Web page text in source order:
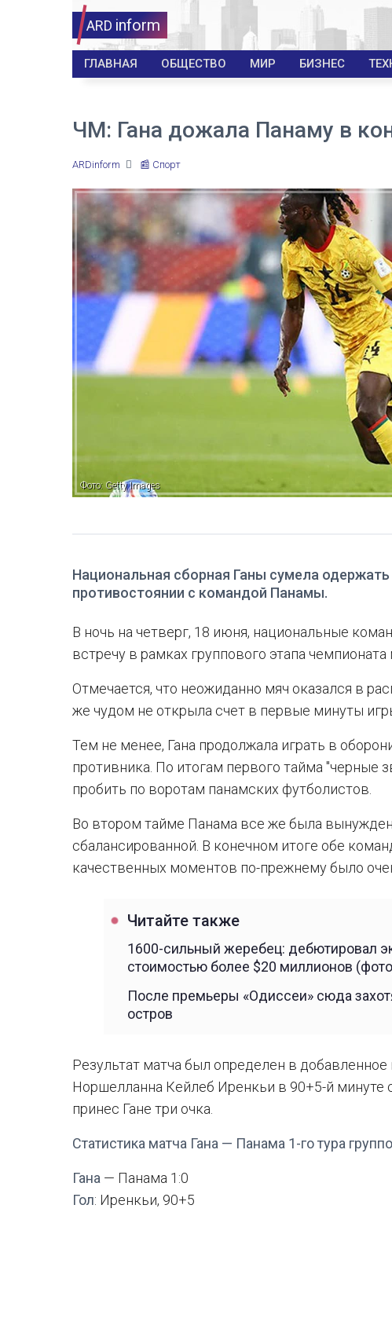
ARD inform
ГЛАВНАЯ ОБЩЕСТВО МИР БИЗНЕС
ЧМ: Гана дожала Панаму в
ARDinform 📰 Спорт
Фото: Getty Images
Национальная сборная Ганы сумела
противостоянии с командой Панамы.
В ночь на четверг, 18 июня, национальные
встречу в рамках группового этапа чемпионата
Отмечается, что неожиданно мяч оказался в
же чудом не открыла счет в первые минуты
Тем не менее, Гана продолжала играть в
противника. По итогам первого тайма "черные
пробить по воротам панамских футболистов.
Во втором тайме Панама все же была
сбалансированной. В конечном итоге обе
качественных моментов по-прежнему было
Читайте также
1600-сильный жеребец: дебютировал
стоимостью более $20 миллионов
После премьеры «Одиссеи» сюда
остров
Результат матча был определен в
Норшелланна Кейлеб Иренкьи в 90+5-й минуте
принес Гане три очка.
Статистика матча Гана — Панама 1-го тура
Гана — Панама 1:0
Гол: Иренкьи, 90+5